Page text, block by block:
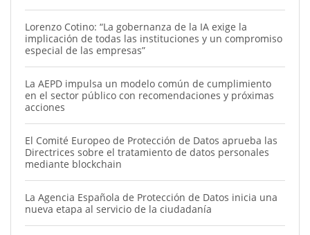
Lorenzo Cotino: “La gobernanza de la IA exige la
implicación de todas las instituciones y un compromiso
especial de las empresas”
La AEPD impulsa un modelo común de cumplimiento
en el sector público con recomendaciones y próximas
acciones
El Comité Europeo de Protección de Datos aprueba las
Directrices sobre el tratamiento de datos personales
mediante blockchain
La Agencia Española de Protección de Datos inicia una
nueva etapa al servicio de la ciudadanía